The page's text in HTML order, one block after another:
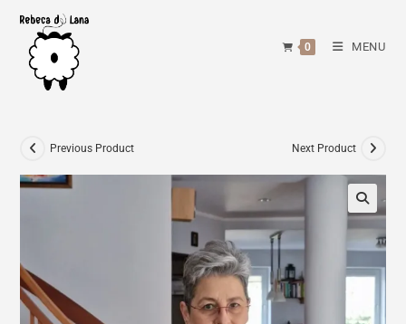
content
0 MENU
Previous Product Next Product